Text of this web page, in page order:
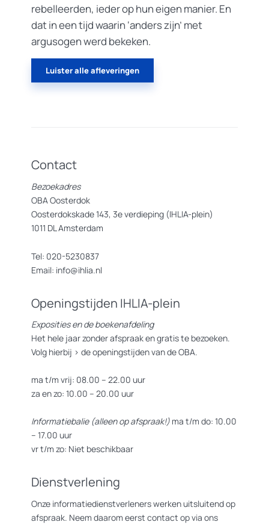
rebelleerden, ieder op hun eigen manier. En
dat in een tijd waarin ‘anders zijn’ met
argusogen werd bekeken.
Luister alle afleveringen
Contact
Bezoekadres
OBA Oosterdok
Oosterdokskade 143, 3e verdieping (IHLIA-plein)
1011 DL Amsterdam
Tel: 020-5230837
Email: info@ihlia.nl
Openingstijden IHLIA-plein
Exposities en de boekenafdeling
Het hele jaar zonder afspraak en gratis te bezoeken.
Volg hierbij > de openingstijden van de OBA.
ma t/m vrij: 08.00 – 22.00 uur
za en zo: 10.00 – 20.00 uur
Informatiebalie (alleen op afspraak!) ma t/m do: 10.00
– 17.00 uur
vr t/m zo: Niet beschikbaar
Dienstverlening
Onze informatiedienstverleners werken uitsluitend op
afspraak. Neem daarom eerst contact op via ons